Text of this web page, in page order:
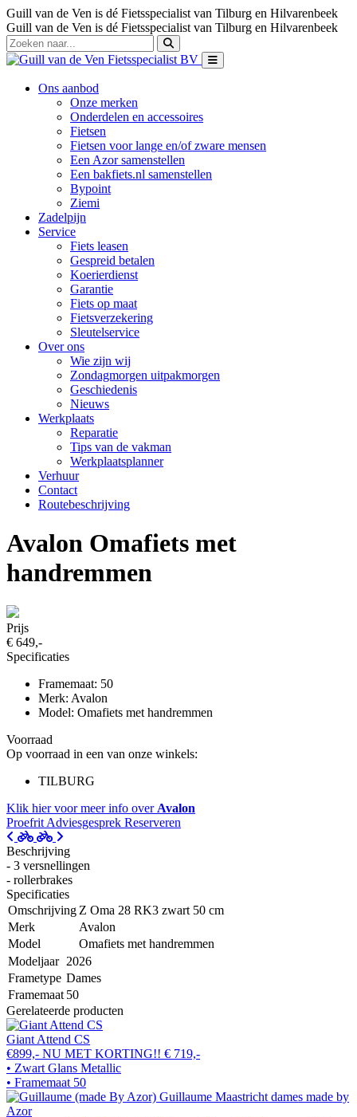
Guill van de Ven is dé Fietsspecialist van Tilburg en Hilvarenbeek
Guill van de Ven is dé Fietsspecialist van Tilburg en Hilvarenbeek
Ons aanbod
Onze merken
Onderdelen en accessoires
Fietsen
Fietsen voor lange en/of zware mensen
Een Azor samenstellen
Een bakfiets.nl samenstellen
Bypoint
Ziemi
Zadelpijn
Service
Fiets leasen
Gespreid betalen
Koerierdienst
Garantie
Fiets op maat
Fietsverzekering
Sleutelservice
Over ons
Wie zijn wij
Zondagmorgen uitpakmorgen
Geschiedenis
Nieuws
Werkplaats
Reparatie
Tips van de vakman
Werkplaatsplanner
Verhuur
Contact
Routebeschrijving
Avalon Omafiets met
handremmen
Prijs
€ 649,-
Specificaties
Framemaat: 50
Merk: Avalon
Model: Omafiets met handremmen
Voorraad
Op voorraad in een van onze winkels:
TILBURG
Klik hier voor meer info over Avalon
Proefrit Adviesgesprek Reserveren
Beschrijving
- 3 versnellingen
- rollerbrakes
Specificaties
Omschrijving Z Oma 28 RK3 zwart 50 cm
Merk
Avalon
Model
Omafiets met handremmen
Modeljaar 2026
Frametype Dames
Framemaat 50
Gerelateerde producten
Giant Attend CS
€899,- NU MET KORTING!! € 719,-
• Zwart Glans Metallic
• Framemaat 50